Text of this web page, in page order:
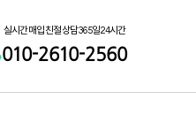
실시간 매입 친절 상담 365일 24시간
010-2610-2560